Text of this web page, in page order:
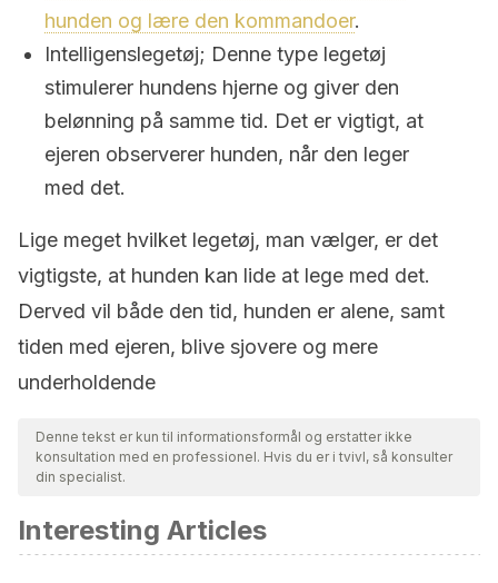
hunden og lære den kommandoer.
Intelligenslegetøj; Denne type legetøj
stimulerer hundens hjerne og giver den
belønning på samme tid. Det er vigtigt, at
ejeren observerer hunden, når den leger
med det.
Lige meget hvilket legetøj, man vælger, er det
vigtigste, at hunden kan lide at lege med det.
Derved vil både den tid, hunden er alene, samt
tiden med ejeren, blive sjovere og mere
underholdende
Denne tekst er kun til informationsformål og erstatter ikke
konsultation med en professionel. Hvis du er i tvivl, så konsulter
din specialist.
Interesting Articles